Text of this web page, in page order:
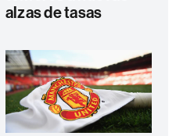
alzas de tasas